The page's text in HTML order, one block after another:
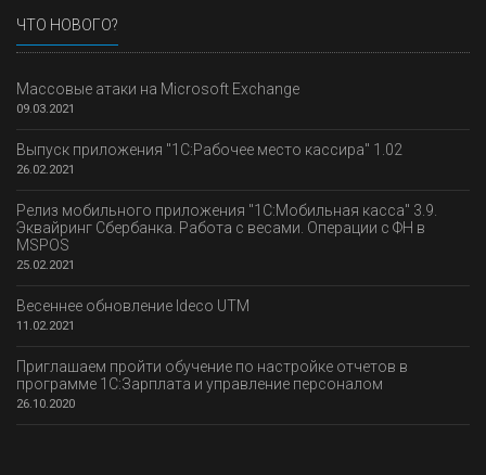
ЧТО НОВОГО?
Массовые атаки на Microsoft Exchange
09.03.2021
Выпуск приложения "1С:Рабочее место кассира" 1.02
26.02.2021
Релиз мобильного приложения "1С:Мобильная касса" 3.9.
Эквайринг Сбербанка. Работа с весами. Операции с ФН в
MSPOS
25.02.2021
Весеннее обновление Ideco UTM
11.02.2021
Приглашаем пройти обучение по настройке отчетов в
программе 1С:Зарплата и управление персоналом
26.10.2020